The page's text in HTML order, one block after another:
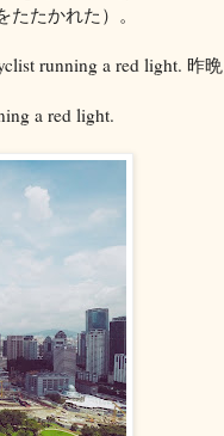
たかれた）。
running a red light. 昨晩
a red light.